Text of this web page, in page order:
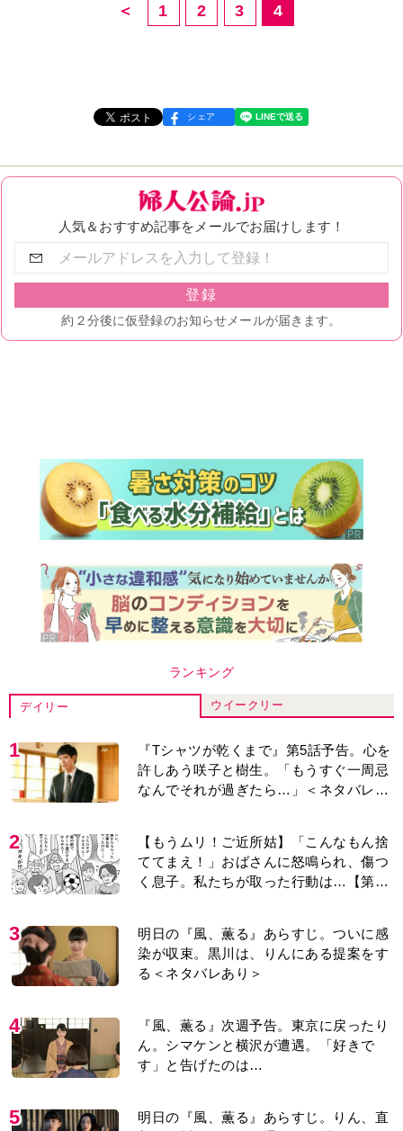
＜ 1 2 3 4
シェア
ランキング
デイリー ウイークリー
1
『Tシャツが乾くまで』第5話予告。心を
許しあう咲子と樹生。「もうすぐ一周忌
なんでそれが過ぎたら…」＜ネタバレあ
2
【もうムリ！ご近所姑】「こんなもん捨
ててまえ！」おばさんに怒鳴られ、傷つ
く息子。私たちが取った行動は…【第3
3
明日の『風、薫る』あらすじ。ついに感
染が収束。黒川は、りんにある提案をす
る＜ネタバレあり＞
4
『風、薫る』次週予告。東京に戻ったり
ん。シマケンと横沢が遭遇。「好きで
す」と告げたのは…
5
明日の『風、薫る』あらすじ。りん、直